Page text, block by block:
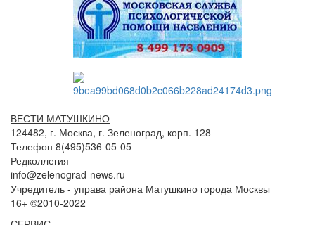
ВЕСТИ МАТУШКИНО
124482, г. Москва, г. Зеленоград, корп. 128
Телефон 8(495)536-05-05
Редколлегия
info@zelenograd-news.ru
Учредитель - управа района Матушкино города Москвы
16+ ©2010-2022